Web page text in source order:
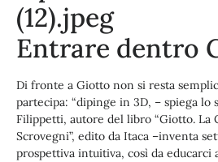
Entrare dentro
Di fronte a Giotto non si resta
partecipa: “dipinge in 3D, – spiega lo
Filippetti, autore del libro “Giotto. La
Scrovegni”, edito da Itaca –inventa
prospettiva intuitiva, così da educarci